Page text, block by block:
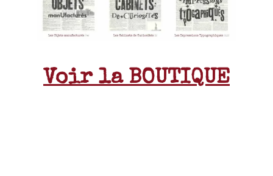
Voir la BOUTIQUE